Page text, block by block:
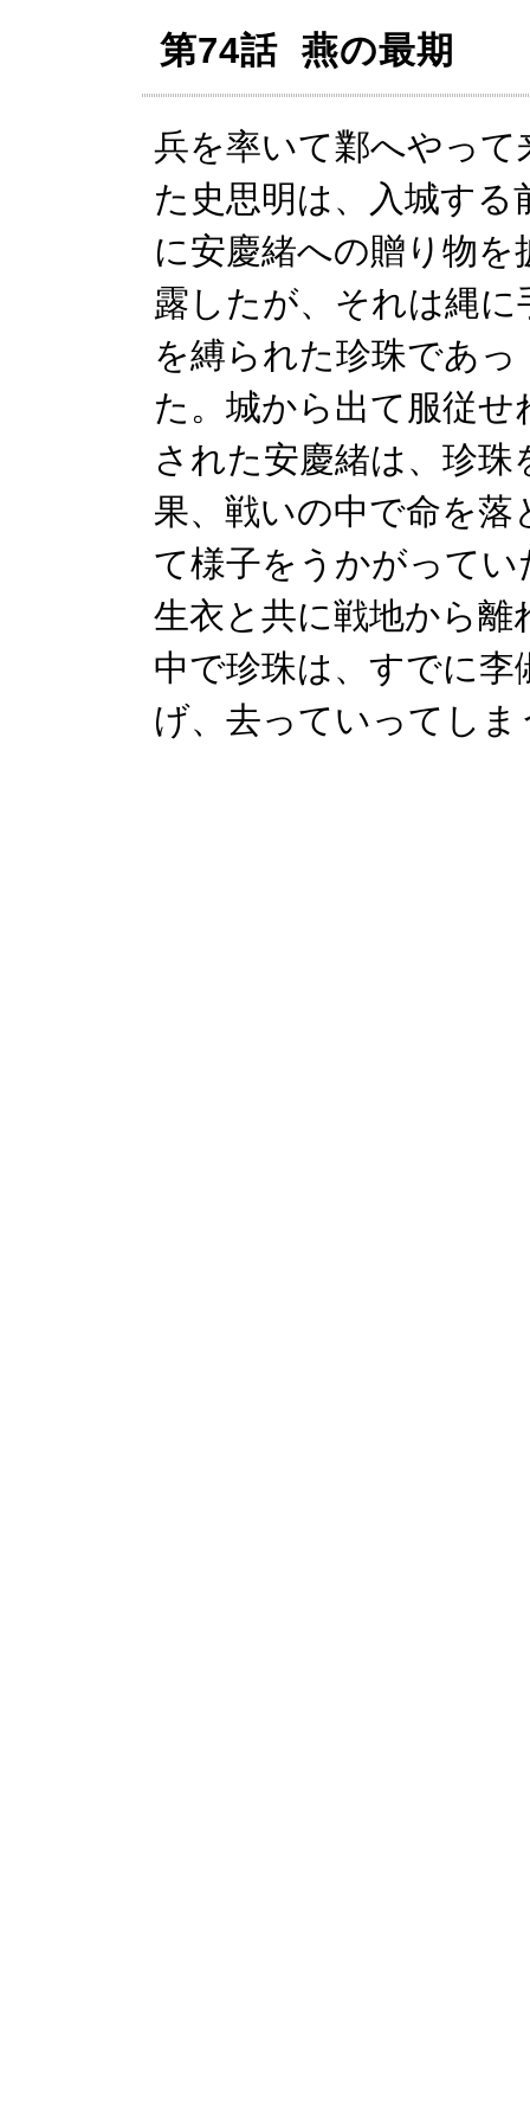
第74話 燕の最期
兵を率いて鄴へやって
た史思明は、入城する
に安慶緒への贈り物を
露したが、それは縄に
を縛られた珍珠であっ
た。城から出て服従
された安慶緒は、珍
果、戦いの中で命を
て様子をうかがって
生衣と共に戦地から
中で珍珠は、すでに
げ、去っていってしま